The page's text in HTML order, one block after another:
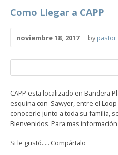
Como Llegar a CAPP
noviembre 18, 2017 bypastor
CAPP esta localizado en Bandera
esquina con Sawyer, entre el
conocerle junto a toda su familia,
Bienvenidos. Para mas
Si le gustó..... Compártalo